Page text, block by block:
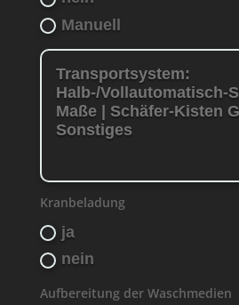
Manuell
Kranbeladung
ja
nein
Aufbereitung der Waschmedien